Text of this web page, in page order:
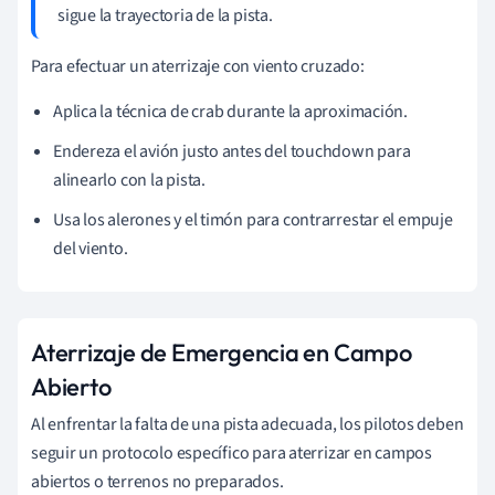
sigue la trayectoria de la pista.
Para efectuar un aterrizaje con viento cruzado:
Aplica la técnica de crab durante la aproximación.
Endereza el avión justo antes del touchdown para
alinearlo con la pista.
Usa los alerones y el timón para contrarrestar el empuje
del viento.
Aterrizaje de Emergencia en Campo
Abierto
Al enfrentar la falta de una pista adecuada, los pilotos deben
seguir un protocolo específico para aterrizar en campos
abiertos o terrenos no preparados.